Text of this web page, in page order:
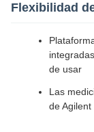
Flexibilidad
de usar
Las
de